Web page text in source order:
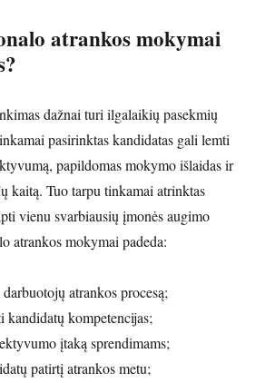
atrankos mokymai
dažnai turi ilgalaikių pasekmių
pasirinktas kandidatas gali lemti
papildomas mokymo išlaidas ir
kaitą. Tuo tarpu tinkamai atrinktas
vienu svarbiausių įmonės augimo
atrankos mokymai padeda:
atrankos procesą;
kandidatų kompetencijas;
įtaką sprendimams;
patirtį atrankos metu;